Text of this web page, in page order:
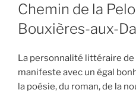
Chemin de la
Bouxières-aux-
La personnalité littéraire de
manifeste avec un égal
la poésie, du roman, de la